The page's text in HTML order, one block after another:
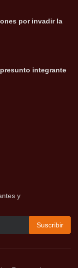
por invadir la
integrante
y
Suscribir